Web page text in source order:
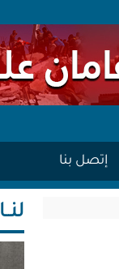
إتصل بنا